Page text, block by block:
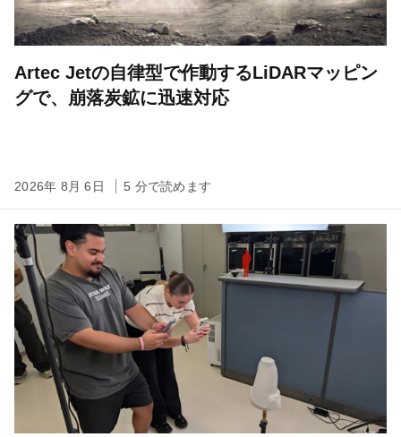
Artec Jetの自律型で作動するLiDARマッピン
グで、崩落炭鉱に迅速対応
2026年 8月 6日 5 分で読めます